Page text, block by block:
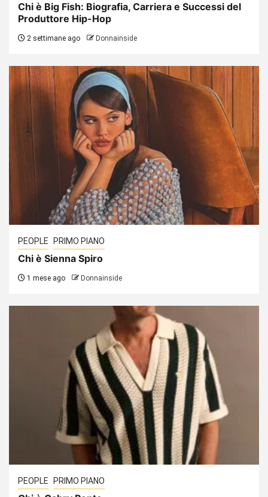
Chi è Big Fish: Biografia, Carriera e Successi del
Produttore Hip-Hop
2 settimane ago Donnainside
PEOPLE PRIMO PIANO
Chi è Sienna Spiro
1 mese ago Donnainside
PEOPLE PRIMO PIANO